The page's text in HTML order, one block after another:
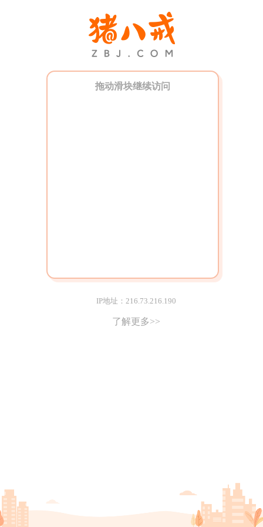
拖动滑块继续访问
IP地址：216.73.216.190
了解更多>>